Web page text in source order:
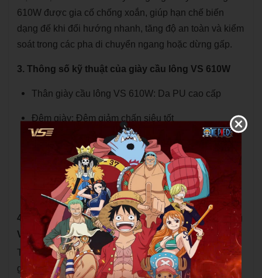
610W được gia cố chống xoắn, giúp hạn chế biến
dạng đế khi đổi hướng nhanh, tăng độ an toàn và kiểm
soát trong các pha di chuyển ngang hoặc dừng gấp.
3. Thông số kỹ thuật của giày cầu lông VS 610W
Thân giày cầu lông VS 610W: Da PU cao cấp
Đệm giày: Đệm giảm chấn siêu tốt
Đế giữa: Tấm Carbon chống xoắn
Đế giày: Đế kép siêu bám
Size: 32 - 37
4. Công nghệ và cấu trúc nổi bật trên giày cầu lông
VS 610W
Thân giày PU bền và êm: Chất liệu PU có độ dẻo tốt,
giúp giày ôm sát form chân, tạo cảm giác chắc chắn